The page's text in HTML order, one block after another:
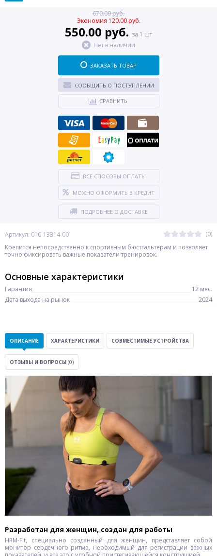
Артикул: 010-13314-00
(0)
Крепится непосредственно к спортивным бюстгальтерам и позволяет
точно фиксировать важные показатели тренировок.
670.00 руб.
Экономия 120.00 руб.
550.00 руб. за 1 шт
Нет в наличии
ЗАКАЗАТЬ ТОВАР
СООБЩИТЬ О ПОСТУПЛЕНИИ
СРАВНИТЬ
ВСЕ СПОСОБЫ ОПЛАТЫ
МОЖНО ОФОРМИТЬ В КРЕДИТ
ПОДРОБНЕЕ О ДОСТАВКЕ
Основные характеристики
Гарантия
12 мес.
Дата выхода на рынок
2024
ОПИСАНИЕ ХАРАКТЕРИСТИКИ СОВМЕСТИМЫЕ УСТРОЙСТВА
ОТЗЫВЫ И ВОПРОСЫ (0)
Разработан для женщин, создан для работы
HRM-Fit, специально созданный для женщин, представляет собой
монитор сердечного ритма, необходимый для регистрации важных